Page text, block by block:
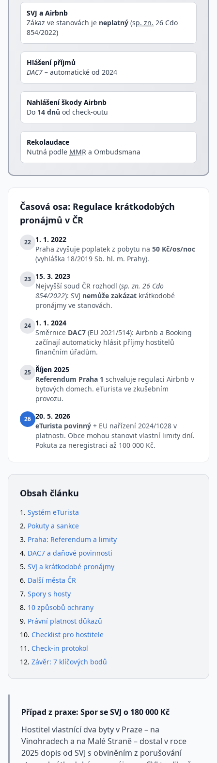
SVJ a Airbnb
Zákaz ve stanovách je neplatný (sp. zn. 26 Cdo
854/2022)
Hlášení příjmů
DAC7 – automatické od 2024
Nahlášení škody Airbnb
Do 14 dnů od check-outu
Rekolaudace
Nutná podle MMR a Ombudsmana
Časová osa: Regulace krátkodobých
pronájmů v ČR
22 1. 1. 2022
Praha zvyšuje poplatek z pobytu na 50 Kč/os/noc
(vyhláška 18/2019 Sb. hl. m. Prahy).
23 15. 3. 2023
Nejvyšší soud ČR rozhodl (sp. zn. 26 Cdo
854/2022): SVJ nemůže zakázat krátkodobé
pronájmy ve stanovách.
24 1. 1. 2024
Směrnice DAC7 (EU 2021/514): Airbnb a Booking
začínají automaticky hlásit příjmy hostitelů
finančním úřadům.
25 Říjen 2025
Referendum Praha 1 schvaluje regulaci Airbnb v
bytových domech. eTurista ve zkušebním
provozu.
26 20. 5. 2026
eTurista povinný + EU nařízení 2024/1028 v
platnosti. Obce mohou stanovit vlastní limity dní.
Pokuta za neregistraci až 100 000 Kč.
Obsah článku
Systém eTurista
Pokuty a sankce
Praha: Referendum a limity
DAC7 a daňové povinnosti
SVJ a krátkodobé pronájmy
Další města ČR
Spory s hosty
10 způsobů ochrany
Právní platnost důkazů
Checklist pro hostitele
Check-in protokol
Závěr: 7 klíčových bodů
Případ z praxe: Spor se SVJ o 180 000 Kč
Hostitel vlastnící dva byty v Praze – na
Vinohradech a na Malé Straně – dostal v roce
2025 dopis od SVJ s obviněním z porušování